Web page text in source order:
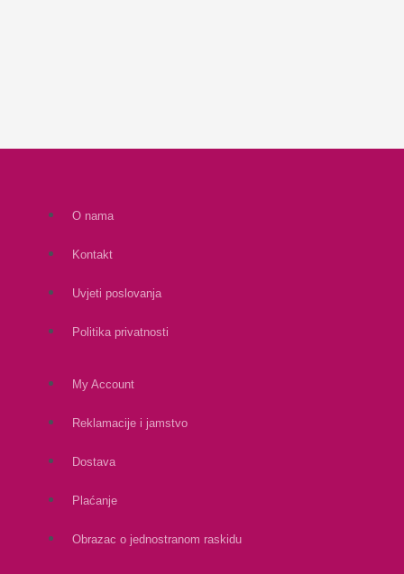
O nama
Kontakt
Uvjeti poslovanja
Politika privatnosti
My Account
Reklamacije i jamstvo
Dostava
Plaćanje
Obrazac o jednostranom raskidu